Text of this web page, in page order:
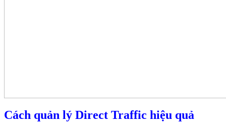
Cách quản lý Direct Traffic hiệu quả